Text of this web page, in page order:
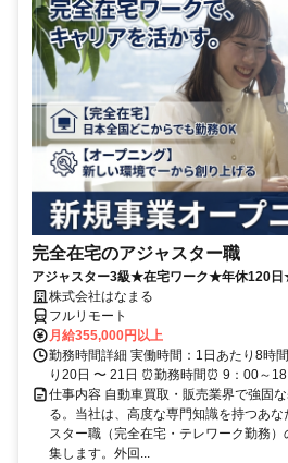
完全在宅のアジャスター職
アジャスター3級★在宅ワーク★年休120
株式会社はなまる
フルリモート
月給355,000円以上
勤務時間詳細 実働時間：1日あたり8時
り20日 〜 21日 ⏰勤務時間⏰ 9：00～18
仕事内容 自動車買取・販売業界で強固
る。当社は、高度な専門知識を持つあ
スター職（完全在宅・テレワーク勤務
集します。外回...